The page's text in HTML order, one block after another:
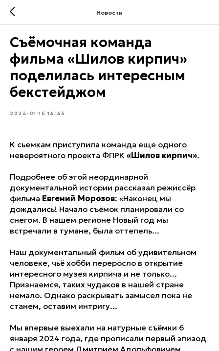
Новости
Съёмочная команда
фильма «Шилов кирпич»
поделилась интересным
бекстейджом
2024-01-16 14:45
К сьемкам приступила команда еще одного
невероятного проекта ФПРК «Шилов кирпич».
Подробнее об этой неординарной
документальной истории рассказал режиссёр
фильма Евгений Морозов: «Наконец мы
дождались! Начало съёмок планировали со
снегом. В нашем регионе Новый год мы
встречали в тумане, была оттепель...
Наш документальный фильм об удивительном
человеке, чьё хобби переросло в открытие
интересного музея кирпича и не только...
Признаемся, таких чудаков в нашей стране
немало. Однако раскрывать замысел пока не
станем, оставим интригу...
Мы впервые выехали на натурные съёмки 6
января 2024 года, где прописали первый эпизод
с нашим героем Дмитрием Адольфовичем